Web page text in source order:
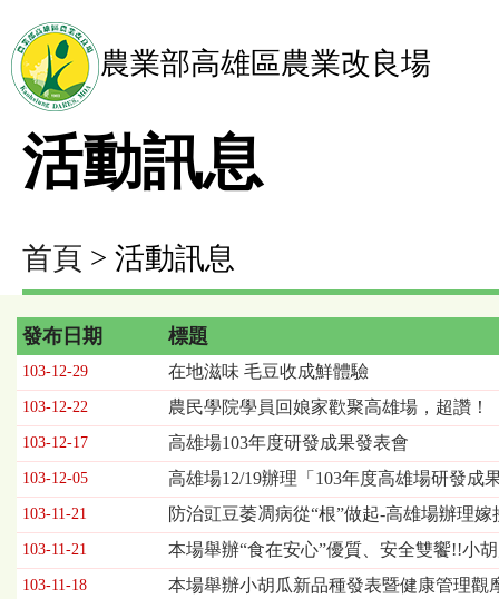
農業部高雄區農業改良場
活動訊息
首頁 > 活動訊息
活
動
訊
息
列
表，
欄
位
依
序
發布日期 標題
103-12-29 在地滋味 毛豆收成鮮體驗
103-12-22 農民學院學員回娘家歡聚高雄場，超讚！
103-12-17 高雄場103年度研發成果發表會
103-12-05 高雄場12/19辦理「103年度高雄場研發
103-11-21 防治豇豆萎凋病從“根”做起-高雄場辦理
103-11-21 本場舉辦“食在安心”優質、安全雙饗!!小
103-11-18 本場舉辦小胡瓜新品種發表暨健康管理觀